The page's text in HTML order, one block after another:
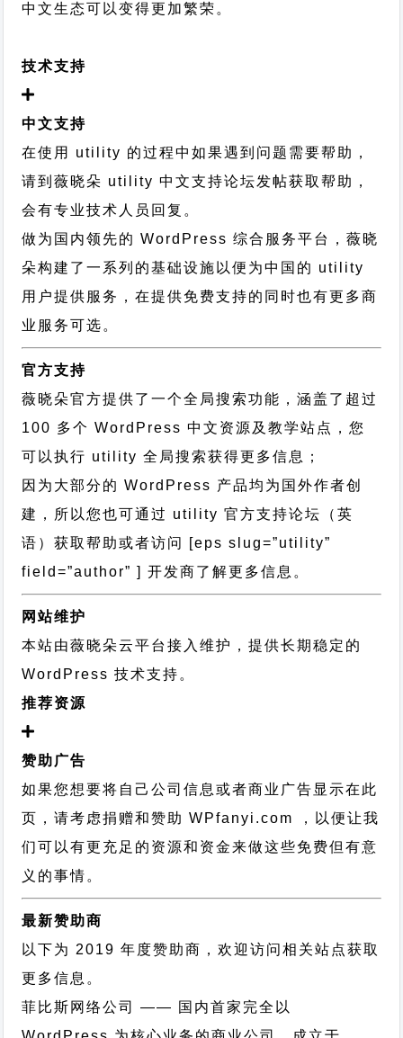
中文生态可以变得更加繁荣。
技术支持
中文支持
在使用 utility 的过程中如果遇到问题需要帮助，
请到薇晓朵 utility 中文支持论坛发帖获取帮助，
会有专业技术人员回复。
做为国内领先的 WordPress 综合服务平台，薇晓
朵构建了一系列的基础设施以便为中国的 utility
用户提供服务，在提供免费支持的同时也有更多商
业服务可选。
官方支持
薇晓朵官方提供了一个全局搜索功能，涵盖了超过
100 多个 WordPress 中文资源及教学站点，您
可以执行 utility 全局搜索获得更多信息；
因为大部分的 WordPress 产品均为国外作者创
建，所以您也可通过 utility 官方支持论坛
（英
语）获取帮助或者访问 [eps slug=”utility”
field=”author” ] 开发商了解更多信息。
网站维护
本站由薇晓朵云平台接入维护，提供长期稳定的
WordPress 技术支持 。
推荐资源
赞助广告
如果您想要将自己公司信息或者商业广告显示在此
页，请考虑捐赠和赞助 WPfanyi.com ，以便让我
们可以有更充足的资源和资金来做这些免费但有意
义的事情。
最新赞助商
以下为 2019 年度赞助商，欢迎访问相关站点获取
更多信息。
菲比斯网络公司
—— 国内首家完全以